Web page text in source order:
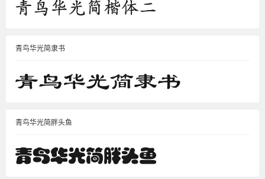
青鸟华光简隶书
青鸟华光简胖头鱼